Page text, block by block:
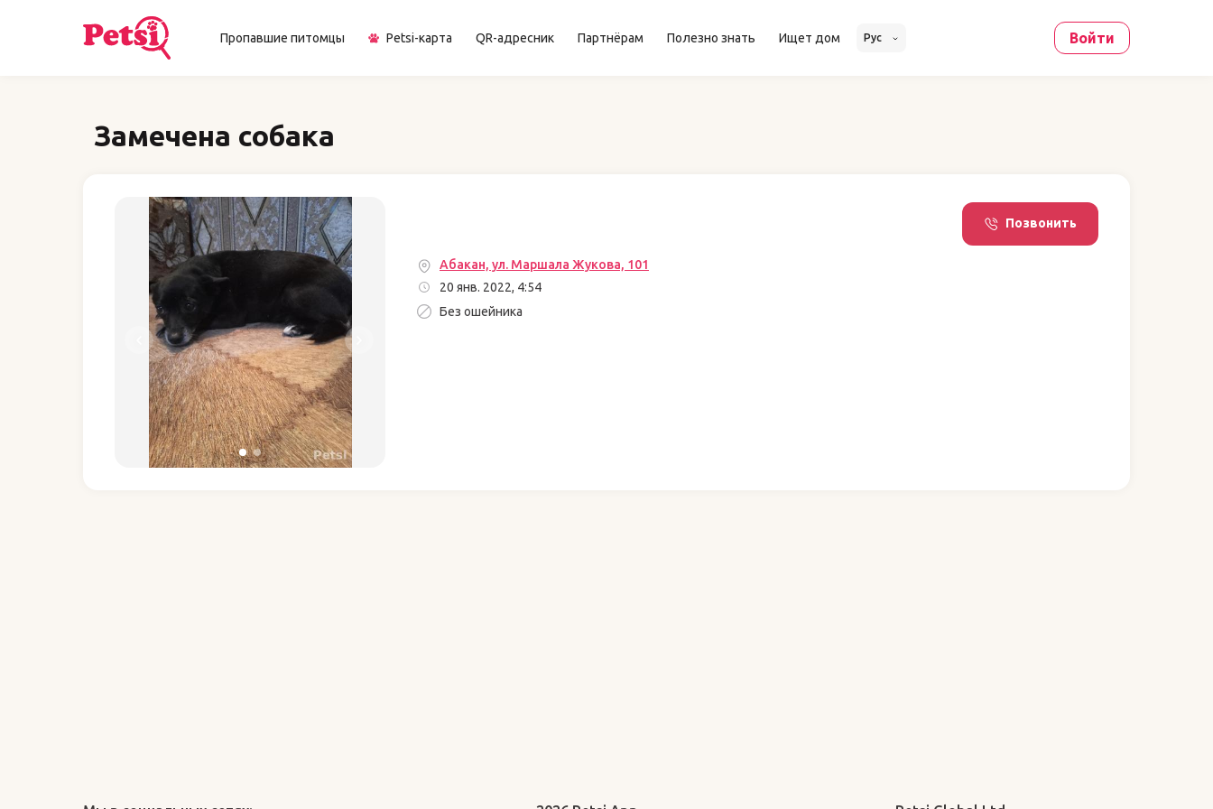
Пропавшие питомцы Petsi-карта QR-адресник Партнёрам Полезно знать Ищет дом Рус Войти
Замечена собака
Позвонить
Абакан, ул. Маршала Жукова, 101
20 янв. 2022, 4:54
Без ошейника